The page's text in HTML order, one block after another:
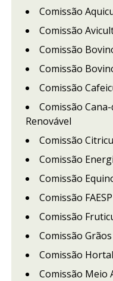
Comissão
Comissão
Comissão
Comissão
Comissão
Comissão
Renovável
Comissão
Comissão
Comissão
Comissão
Comissão
Comissão Grãos
Comissão
Comissão Meio